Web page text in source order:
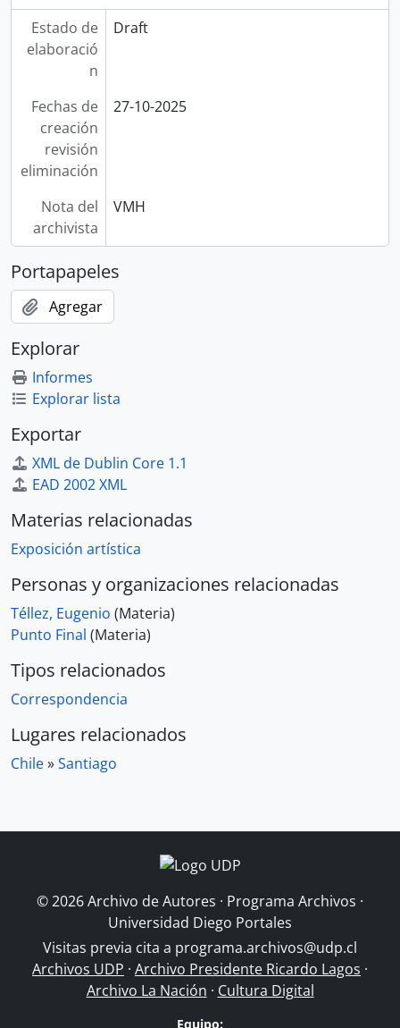
Estado de
elaboració
n
Draft
Fechas de
creación
revisión
eliminación
27-10-2025
Nota del
archivista
VMH
Portapapeles
Agregar
Explorar
Informes
Explorar lista
Exportar
XML de Dublin Core 1.1
EAD 2002 XML
Materias relacionadas
Exposición artística
Personas y organizaciones relacionadas
Téllez, Eugenio (Materia)
Punto Final (Materia)
Tipos relacionados
Correspondencia
Lugares relacionados
Chile»Santiago
© 2026 Archivo de Autores · Programa Archivos ·
Universidad Diego Portales
Visitas previa cita a programa.archivos@udp.cl
Archivos UDP · Archivo Presidente Ricardo Lagos ·
Archivo La Nación · Cultura Digital
Equipo: